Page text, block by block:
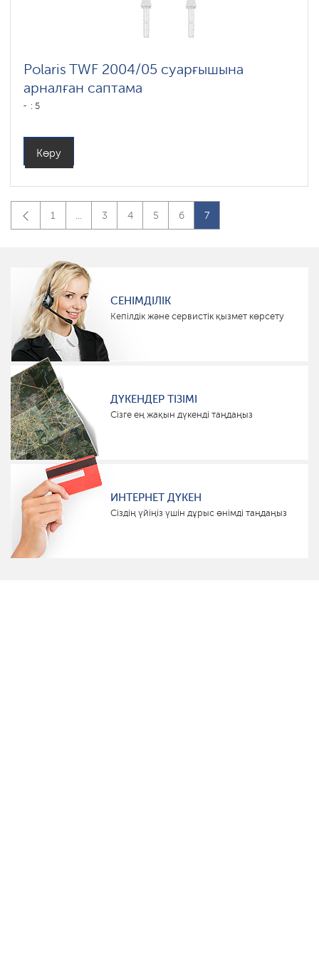
Polaris TWF 2004/05 суарғышына
арналған саптама
: 5
Көру
1 ... 3 4 5 6 7
СЕНІМДІЛІК
Кепілдік және сервистік қызмет көрсету
ДҮКЕНДЕР ТІЗІМІ
Сізге ең жақын дүкенді таңдаңыз
ИНТЕРНЕТ ДҮКЕН
Сіздің үйіңіз үшін дұрыс өнімді таңдаңыз